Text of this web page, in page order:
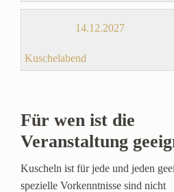
14.12.2027
Kuschelabend
Für wen ist die
Veranstaltung
Kuscheln ist für jede und jeden
spezielle Vorkenntnisse sind nicht